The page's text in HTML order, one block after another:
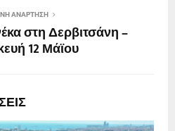
ΑΝΆΡΤΗΣΗ
στη Δερβιτσάνη –
12 Μάϊου